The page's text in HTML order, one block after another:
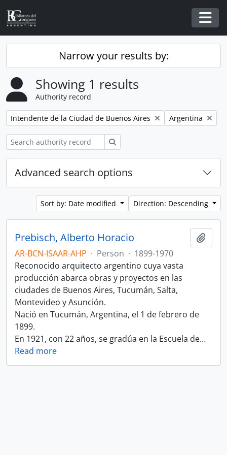
Skip to main content
Narrow your results by:
Showing 1 results
Authority record
Remove filter:
Intendente de la Ciudad de Buenos Aires Remove filter:
Argentina
Advanced search options
Sort by: Date modified Direction: Descending
Prebisch, Alberto Horacio
AR-BCN-ISAAR-AHP · Person · 1899-1970
Reconocido arquitecto argentino cuya vasta
producción abarca obras y proyectos en las
ciudades de Buenos Aires, Tucumán, Salta,
Montevideo y Asunción.
Nació en Tucumán, Argentina, el 1 de febrero de
1899.
En 1921, con 22 años, se gradúa en la Escuela de…
Read more